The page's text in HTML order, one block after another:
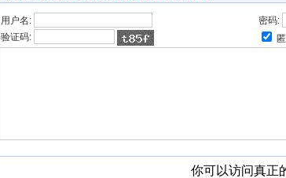
用户名:
密码:
验证码:
你可以访问真正